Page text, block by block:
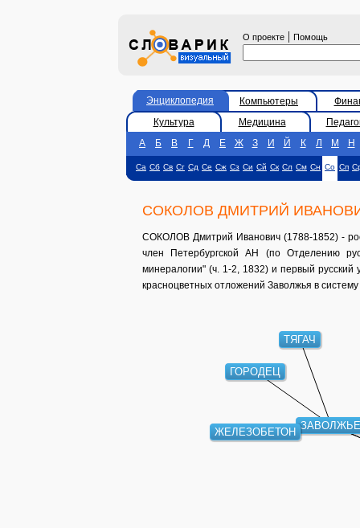
О проекте | Помощь
Энциклопедия Компьютеры
Культура
Медицина
А
Б В Г Д Е Ж З И Й К Л М Н
Са Сб Св Сг Сд Се Сж Сз Си Сй Ск Сл См Сн Со Сп
СОКОЛОВ ДМИТРИЙ
СОКОЛОВ Дмитрий Иванович (1788-1852) -
член Петербургской АН (по Отделению
минералогии" (ч. 1-2, 1832) и первый русский
красноцветных отложений Заволжья в
ТЯГАЧ
ГОРОДЕЦ
ЖЕЛЕЗОБЕТОН